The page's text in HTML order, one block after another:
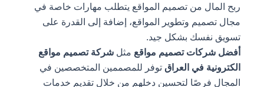
ربح المال من تصميم المواقع يتطلب مهارات خاصة في
مجال تصميم وتطوير المواقع، إضافة إلى القدرة على
تسويق نفسك بشكل جيد.
أفضل شركات تصميم مواقع مثلشركة تصميم مواقع
الكترونية في العراق توفر للمصممين المتخصصين في
المجال فرصًا لتحسين دخلهم من خلال تقديم خدمات